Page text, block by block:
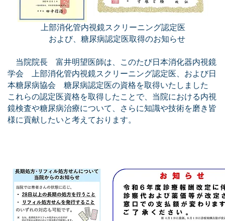
上部消化管内視鏡スクリーニング認定医
および、糖尿病認定医取得のお知らせ
​当院院長 富井明望医師は、このたび日本消化器内視鏡
学会 上部消化管内視鏡スクリーニング認定医、および日
本糖尿病協会 糖尿病認定医の資格を取得いたしました
これらの認定医資格を取得したことで、当院における内視
鏡検査や糖尿病治療について、さらに知識や技術を磨き皆
様に貢献したいと考えております。